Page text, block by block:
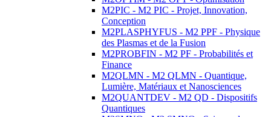
M2PIC - M2 PIC - Projet, Innovation,
Conception
M2PLASPHYFUS - M2 PPF - Physique
des Plasmas et de la Fusion
M2PROBFIN - M2 PF - Probabilités et
Finance
M2QLMN - M2 QLMN - Quantique,
Lumière, Matériaux et Nanosciences
M2QUANTDEV - M2 QD - Dispositifs
Quantiques